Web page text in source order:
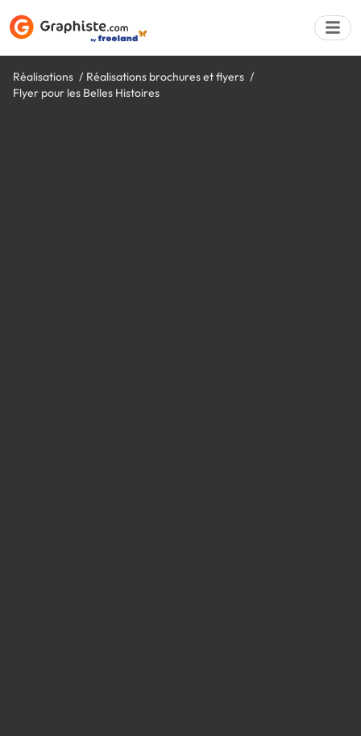
Réalisations
Réalisations brochures et flyers
Flyer pour les Belles Histoires